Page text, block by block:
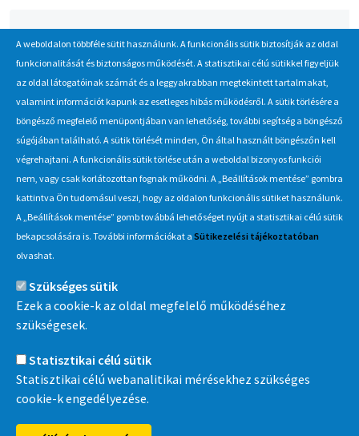
ajanlatteteli_felhivas_hutoszekrenyek_beszerzese.pdf
Hírlevél
Iratkozzon fel Beszerzés Hírlevél szolgáltatásunkra, hogy értesüljön
a MÁV-csoport által indított új beszerzési eljárásokról, anyag,
eszközértékesítési akciókról.
Érdekel
Információ
MÁV-csoport
A weboldalon többféle sütit használunk. A funkcionális sütik biztosítják az oldal
funkcionalitását és biztonságos működését. A statisztikai célú sütikkel figyeljük
az oldal látogatóinak számát és a leggyakrabban megtekintett tartalmakat,
valamint információt kapunk az esetleges hibás működésről. A sütik törlésére a
böngésző megfelelő menüpontjában van lehetőség, további segítség a böngésző
súgójában található. A sütik törlését minden, Ön által használt böngészőn kell
végrehajtani. A funkcionális sütik törlése után a weboldal bizonyos funkciói
nem, vagy csak korlátozottan fognak működni. A „Beállítások mentése” gombra
kattintva Ön tudomásul veszi, hogy az oldalon funkcionális sütiket használunk.
A „Beállítások mentése” gomb továbbá lehetőséget nyújt a statisztikai célú sütik
bekapcsolására is. További információkat a Sütikezelési tájékoztatóban
olvashat.
Szükséges sütik
Ezek a cookie-k az oldal megfelelő működéséhez
szükségesek.
Statisztikai célú sütik
Statisztikai célú webanalitikai mérésekhez szükséges
cookie-k engedélyezése.